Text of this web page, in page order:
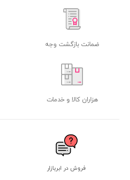
ضمانت بازگشت وجه
هزاران کالا و خدمات
فروش در ابربازار